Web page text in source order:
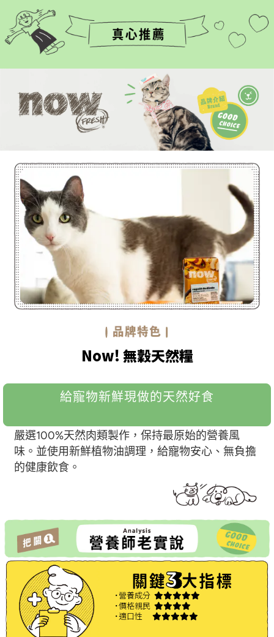
Now! 無穀天然糧
給寵物新鮮現做的天然好食
嚴選100%天然肉類製作，保持最原始的營養風
味。並使用新鮮植物油調理，給寵物安心、無負擔
的健康飲食。
˙營養成分
˙價格親民
˙適口性